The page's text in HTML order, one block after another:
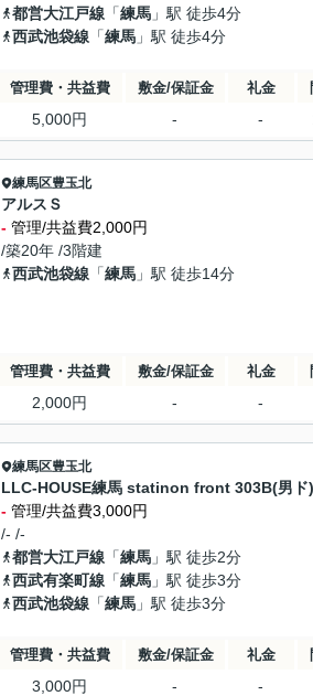
都営大江戸線 「練馬 」駅 徒歩4分
西武池袋線 「練馬 」駅 徒歩4分
管理費・共益費 敷金/保証金 礼金
5,000円 - -
練馬区豊玉北
アルスＳ
- 管理/共益費2,000円
/築20年 /3階建
西武池袋線 「練馬 」駅 徒歩14分
管理費・共益費 敷金/保証金 礼金
2,000円 - -
練馬区豊玉北
LLC-HOUSE練馬 statinon front 303B(男ド)
- 管理/共益費3,000円
/- /-
都営大江戸線 「練馬 」駅 徒歩2分
西武有楽町線 「練馬 」駅 徒歩3分
西武池袋線 「練馬 」駅 徒歩3分
管理費・共益費 敷金/保証金 礼金
3,000円 - -